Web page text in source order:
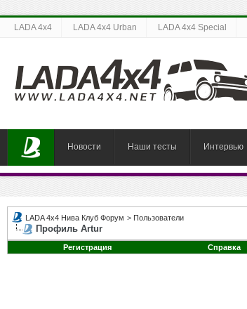
LADA 4x4 LADA 4x4 Urban LADA 4x4 Special
Новости Наши тесты Интервью
LADA 4x4 Нива Клуб Форум > Пользователи
Профиль Artur
Регистрация
Справка